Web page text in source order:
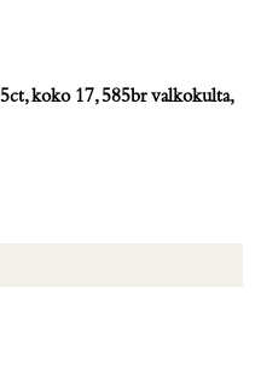
koko 17, 585br valkokulta,